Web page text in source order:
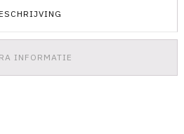
INFORMATIE